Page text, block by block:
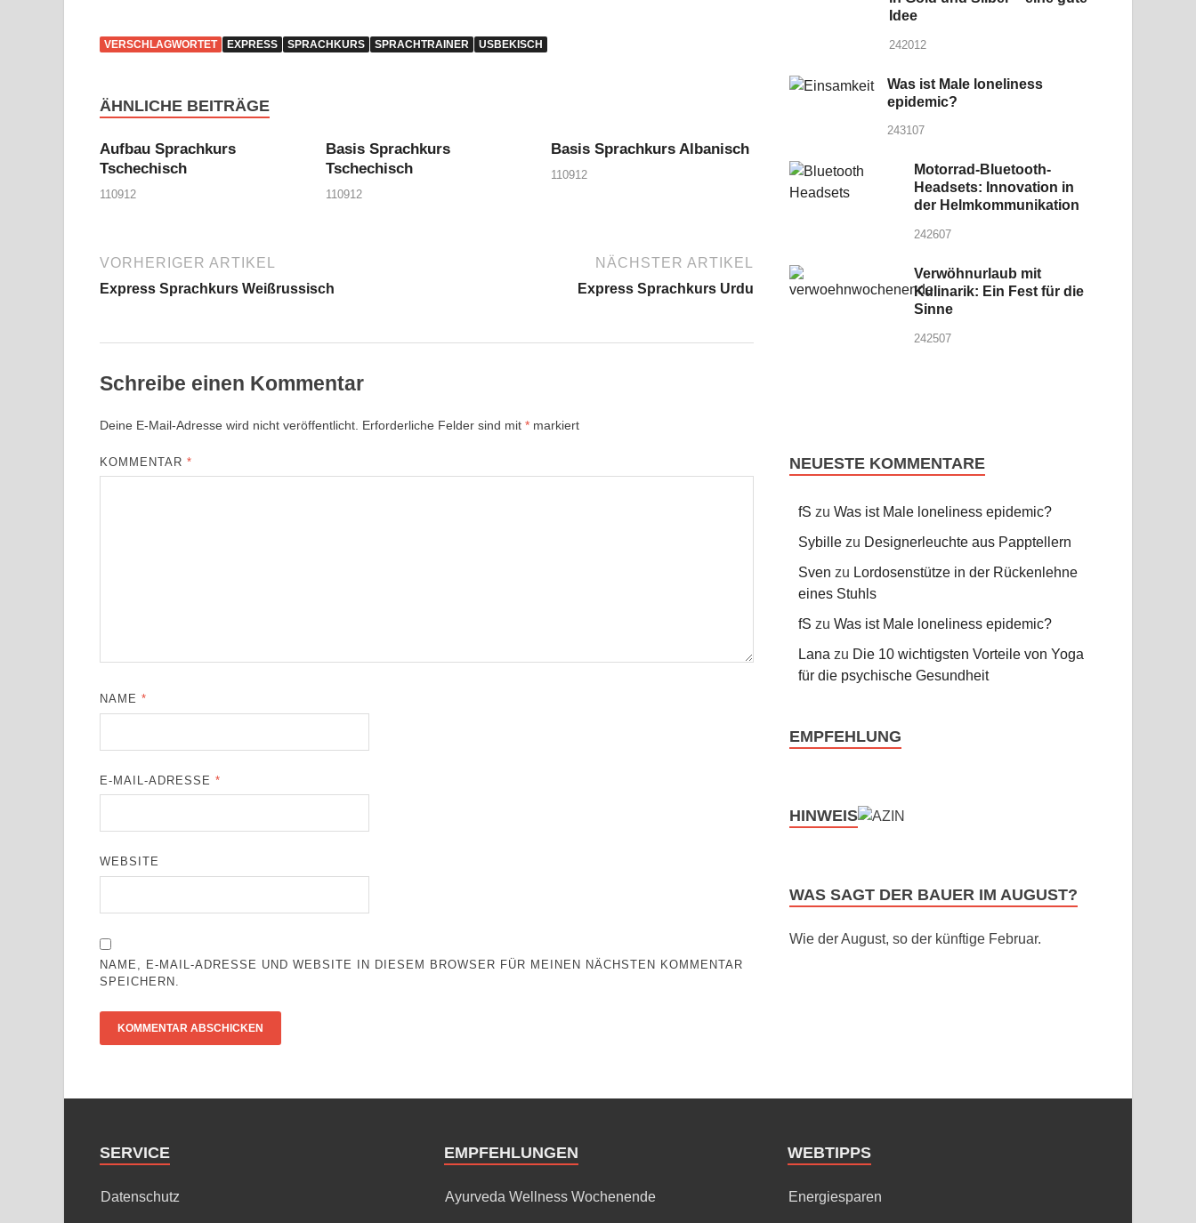
VERSCHLAGWORTET EXPRESS SPRACHKURS SPRACHTRAINER USBEKISCH
ÄHNLICHE BEITRÄGE
Aufbau Sprachkurs
Tschechisch
110912
Basis Sprachkurs
Tschechisch
110912
Basis Sprachkurs Albanisch
110912
VORHERIGER ARTIKEL
Express Sprachkurs Weißrussisch
NÄCHSTER ARTIKEL
Express Sprachkurs Urdu
Schreibe einen Kommentar
Deine E-Mail-Adresse wird nicht veröffentlicht. Erforderliche Felder sind mit * markiert
KOMMENTAR*
NAME*
E-MAIL-ADRESSE*
WEBSITE
NAME, E-MAIL-ADRESSE UND WEBSITE IN DIESEM BROWSER FÜR MEINEN NÄCHSTEN KOMMENTAR
SPEICHERN.
Idee
242012
Was ist Male loneliness
epidemic?
243107
Motorrad-Bluetooth-
Headsets: Innovation in
der Helmkommunikation
242607
Verwöhnurlaub mit
Kulinarik: Ein Fest für die
Sinne
242507
NEUESTE KOMMENTARE
fS zuWas ist Male loneliness epidemic?
Sybille zu Designerleuchte aus Papptellern
Sven zu Lordosenstütze in der Rückenlehne
eines Stuhls
fS zuWas ist Male loneliness epidemic?
Lana zu Die 10 wichtigsten Vorteile von Yoga
für die psychische Gesundheit
EMPFEHLUNG
HINWEIS
WAS SAGT DER BAUER IM AUGUST?
Wie der August, so der künftige Februar.
SERVICE
Datenschutz
EMPFEHLUNGEN
Ayurveda Wellness Wochenende
WEBTIPPS
Energiesparen